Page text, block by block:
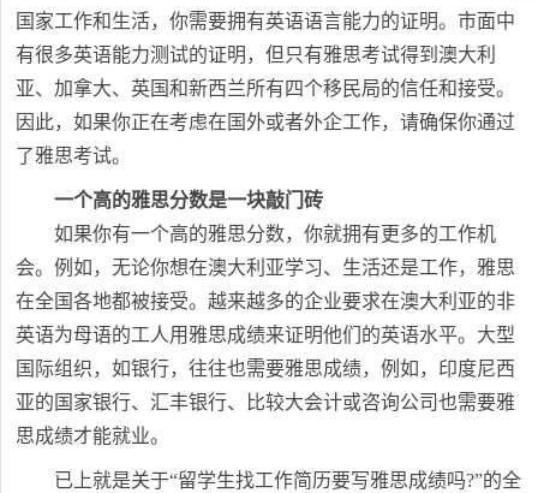
国家工作和生活，你需要拥有英语语言能力的证明。市面中
有很多英语能力测试的证明，但只有雅思考试得到澳大利
亚、加拿大、英国和新西兰所有四个移民局的信任和接受。
因此，如果你正在考虑在国外或者外企工作，请确保你通过
了雅思考试。
一个高的雅思分数是一块敲门砖
如果你有一个高的雅思分数，你就拥有更多的工作机
会。例如，无论你想在澳大利亚学习、生活还是工作，雅思
在全国各地都被接受。越来越多的企业要求在澳大利亚的非
英语为母语的工人用雅思成绩来证明他们的英语水平。大型
国际组织，如银行，往往也需要雅思成绩，例如，印度尼西
亚的国家银行、汇丰银行、比较大会计或咨询公司也需要雅
思成绩才能就业。
已上就是关于“留学生找工作简历要写雅思成绩吗?”的全